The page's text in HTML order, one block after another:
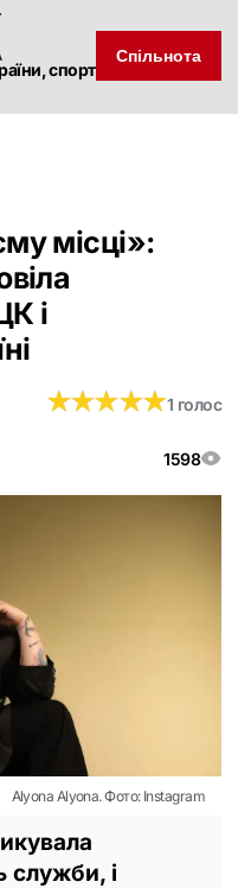
спорт
Спільнота
місці»:
і
1598
★★★★★
★★★★★1 голос
Alyona Alyona. Фото: Instagram
служби, і